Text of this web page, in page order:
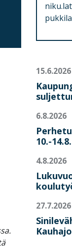
15.6.2026
6.8.2026
10.-14.8.
4.8.2026
27.7.2026